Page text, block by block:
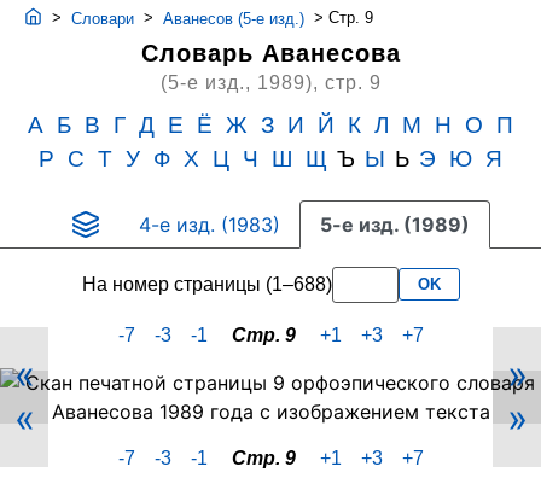
> Словари > Аванесов (5-е изд.) > Стр. 9
Словарь Аванесова
(5-е изд., 1989), стр. 9
А Б В Г Д Е Ё Ж З И Й К Л М Н О
П
Р
С Т У Ф Х Ц Ч Ш Щ Ъ Ы Ь Э Ю Я
4-е изд. (1983) 5-е изд. (1989)
На номер страницы (1–688) OK
-7 -3 -1 Стр. 9 +1 +3 +7
Скан
PDF-
страницы
9
«
»
«
»
-7 -3 -1 Стр. 9 +1 +3 +7